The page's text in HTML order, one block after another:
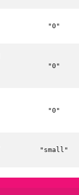
"0"
"0"
"0"
"small"